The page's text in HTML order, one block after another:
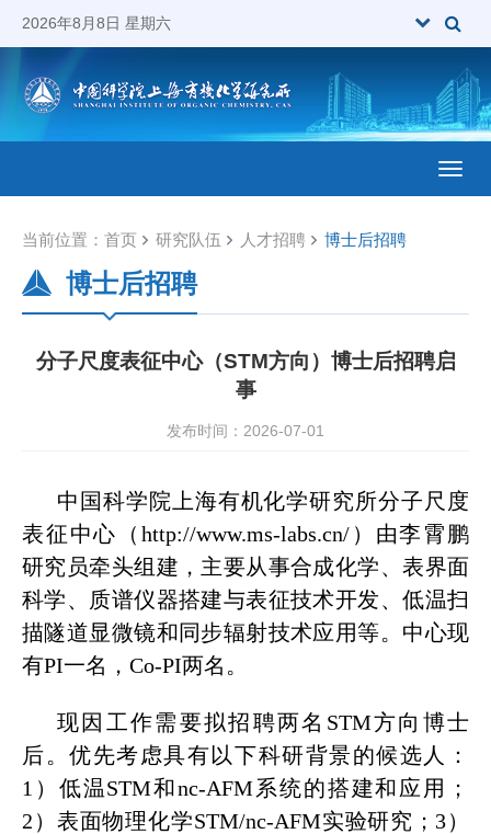
2026年8月8日 星期六
当前位置： 首页 研究队伍 人才招聘 博士后招聘
博士后招聘
分子尺度表征中心（STM方向）博士后招聘启
事
发布时间：2026-07-01
中国科学院上海有机化学研究所分子尺度
表征中心（http://www.ms-labs.cn/）由李霄鹏
研究员牵头组建，主要从事合成化学、表界面
科学、质谱仪器搭建与表征技术开发、低温扫
描隧道显微镜和同步辐射技术应用等。中心现
有PI一名，Co-PI两名。
现因工作需要拟招聘两名STM方向博士
后。优先考虑具有以下科研背景的候选人：
1）低温STM和nc-AFM系统的搭建和应用；
2）表面物理化学STM/nc-AFM实验研究；3）